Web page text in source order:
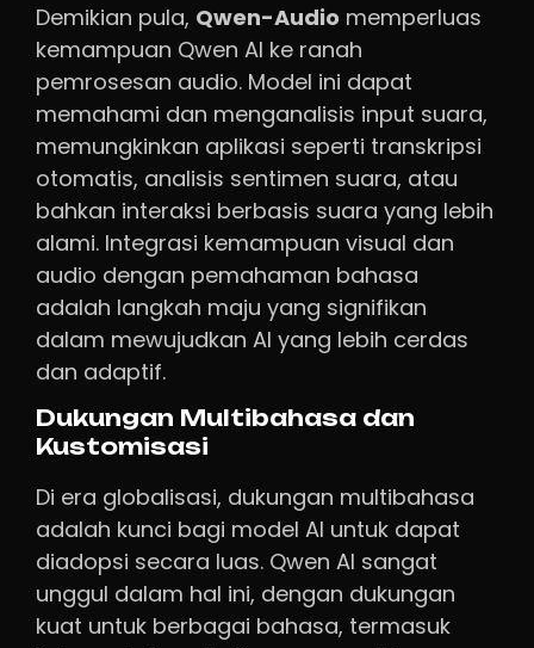
Demikian pula, Qwen-Audio memperluas
kemampuan Qwen AI ke ranah
pemrosesan audio. Model ini dapat
memahami dan menganalisis input suara,
memungkinkan aplikasi seperti transkripsi
otomatis, analisis sentimen suara, atau
bahkan interaksi berbasis suara yang lebih
alami. Integrasi kemampuan visual dan
audio dengan pemahaman bahasa
adalah langkah maju yang signifikan
dalam mewujudkan AI yang lebih cerdas
dan adaptif.
Dukungan Multibahasa dan
Kustomisasi
Di era globalisasi, dukungan multibahasa
adalah kunci bagi model AI untuk dapat
diadopsi secara luas. Qwen AI sangat
unggul dalam hal ini, dengan dukungan
kuat untuk berbagai bahasa, termasuk